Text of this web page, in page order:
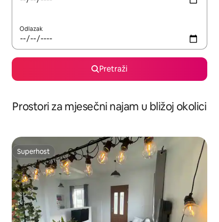
Odlazak
Pretraži
Prostori za mjesečni najam u bližoj okolici
Superhost
Superhost